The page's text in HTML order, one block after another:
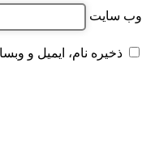
وب‌ سایت
ذخیره نام، ایمیل و